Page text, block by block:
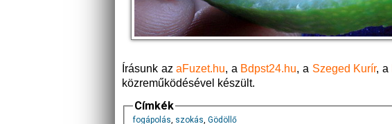
Írásunk azaFuzet.hu, a Bdpst24.hu, a Szeged Kurír, a
közreműködésével készült.
Címkék
fogápolás, szokás, Gödöllő